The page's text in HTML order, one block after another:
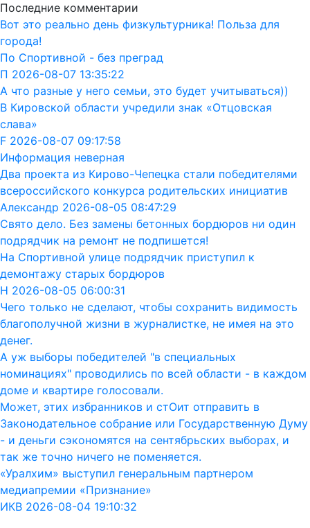
Последние комментарии
Вот это реально день физкультурника! Польза для
города!
По Спортивной - без преград
П 2026-08-07 13:35:22
А что разные у него семьи, это будет учитываться))
В Кировской области учредили знак «Отцовская
слава»
F 2026-08-07 09:17:58
Информация неверная
Два проекта из Кирово-Чепецка стали победителями
всероссийского конкурса родительских инициатив
Александр 2026-08-05 08:47:29
Свято дело. Без замены бетонных бордюров ни один
подрядчик на ремонт не подпишется!
На Спортивной улице подрядчик приступил к
демонтажу старых бордюров
Н 2026-08-05 06:00:31
Чего только не сделают, чтобы сохранить видимость
благополучной жизни в журналистке, не имея на это
денег.
А уж выборы победителей "в специальных
номинациях" проводились по всей области - в каждом
доме и квартире голосовали.
Может, этих избранников и стОит отправить в
Законодательное собрание или Государственную Думу
- и деньги сэкономятся на сентябрьских выборах, и
так же точно ничего не поменяется.
«Уралхим» выступил генеральным партнером
медиапремии «Признание»
ИКВ 2026-08-04 19:10:32